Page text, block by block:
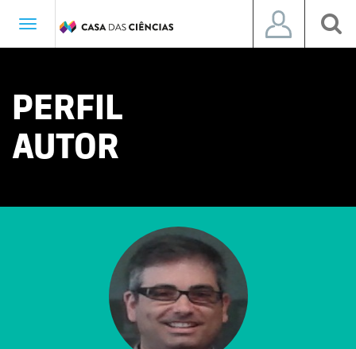
Toggle
PERFIL
AUTOR